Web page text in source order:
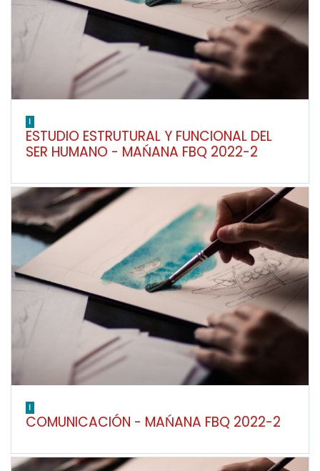
I
ESTUDIO ESTRUTURAL Y FUNCIONAL DEL
SER HUMANO - MAŃANA FBQ 2022-2
I
COMUNICACIÓN - MAŃANA FBQ 2022-2